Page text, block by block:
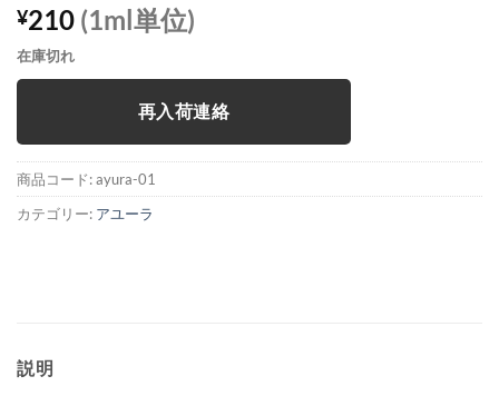
¥210 (1ml単位)
在庫切れ
再入荷連絡
商品コード:ayura-01
カテゴリー: アユーラ
説明